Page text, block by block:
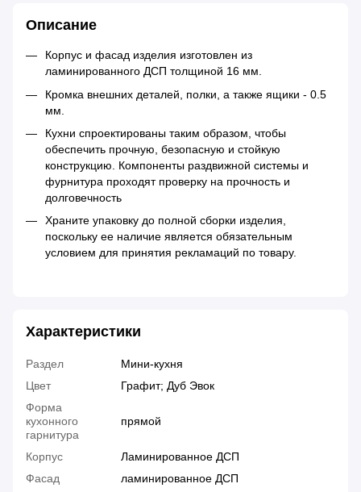
Описание
Корпус и фасад изделия изготовлен из
ламинированного ДСП толщиной 16 мм.
Кромка внешних деталей, полки, а также ящики - 0.5
мм.
Кухни спроектированы таким образом, чтобы
обеспечить прочную, безопасную и стойкую
конструкцию. Компоненты раздвижной системы и
фурнитура проходят проверку на прочность и
долговечность
Храните упаковку до полной сборки изделия,
поскольку ее наличие является обязательным
условием для принятия рекламаций по товару.
Характеристики
Раздел
Мини-кухня
Цвет
Графит; Дуб Эвок
Форма
кухонного
гарнитура
прямой
Корпус
Ламинированное ДСП
Фасад
ламинированное ДСП